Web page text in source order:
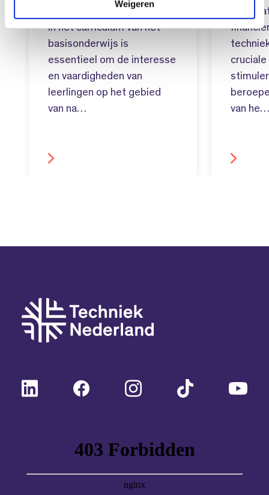
Weigeren
Het integreren van techniek
in het curriculum van het
basisonderwijs is
essentieel om de interesse
en vaardigheden van
leerlingen op het gebied
van na…
van he…